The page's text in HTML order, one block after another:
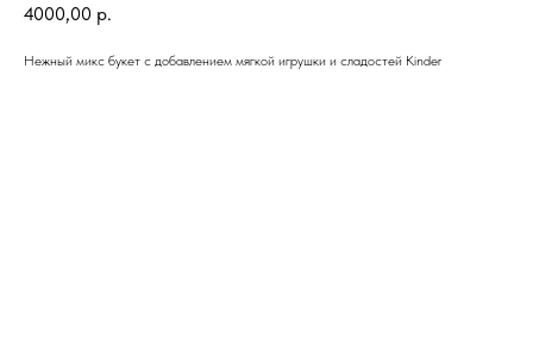
4000,00 р.
Нежный микс букет с добавлением мягкой игрушки и сладостей Kinder